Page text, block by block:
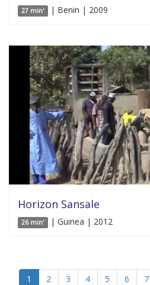
27 min' | Benin | 2009
Horizon Sansale
26 min' | Guinea | 2012
1 2 3 4 5 6 7